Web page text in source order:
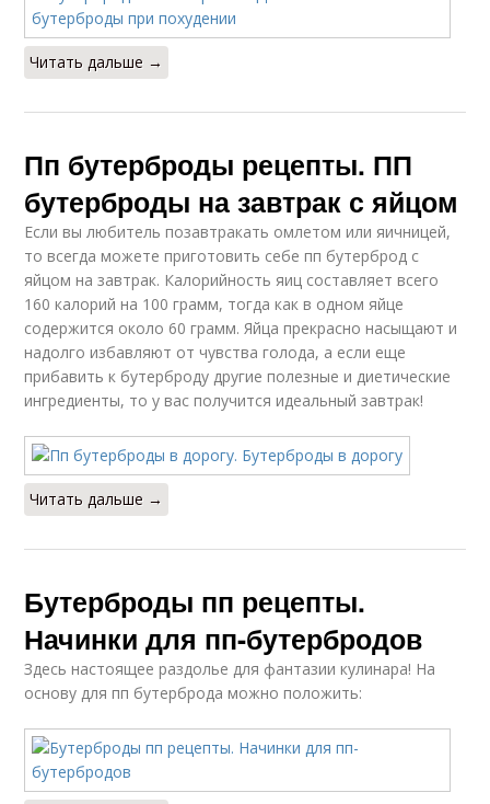
Читать дальше →
Пп бутерброды рецепты. ПП
бутерброды на завтрак с яйцом
Если вы любитель позавтракать омлетом или яичницей,
то всегда можете приготовить себе пп бутерброд с
яйцом на завтрак. Калорийность яиц составляет всего
160 калорий на 100 грамм, тогда как в одном яйце
содержится около 60 грамм. Яйца прекрасно насыщают и
надолго избавляют от чувства голода, а если еще
прибавить к бутерброду другие полезные и диетические
ингредиенты, то у вас получится идеальный завтрак!
Читать дальше →
Бутерброды пп рецепты.
Начинки для пп-бутербродов
Здесь настоящее раздолье для фантазии кулинара! На
основу для пп бутерброда можно положить: